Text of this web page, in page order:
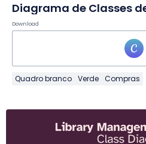
Download
Quadro branco Verde Compras